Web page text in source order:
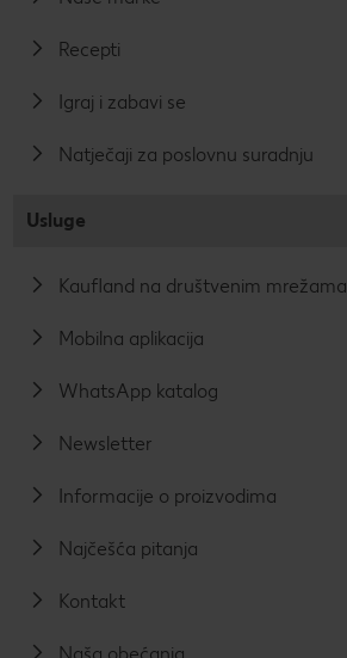
Recepti
Igraj i zabavi se
Natječaji za poslovnu suradnju
Usluge
Kaufland na društvenim mrežama
Mobilna aplikacija
WhatsApp katalog
Newsletter
Informacije o proizvodima
Najčešća pitanja
Kontakt